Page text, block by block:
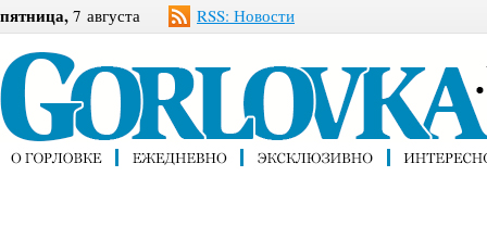
пятница, 7 августа RSS: Новости